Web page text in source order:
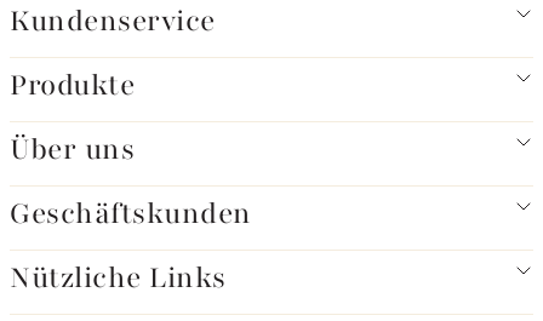
Kundenservice
Produkte
Über uns
Geschäftskunden
Nützliche Links